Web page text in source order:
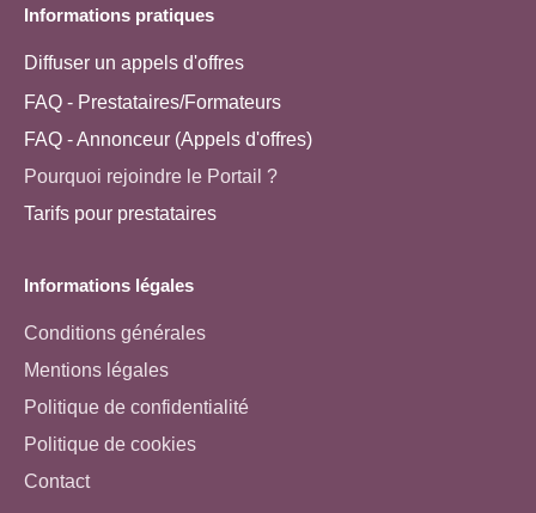
Informations pratiques
Diffuser un appels d'offres
FAQ - Prestataires/Formateurs
FAQ - Annonceur (Appels d'offres)
Pourquoi rejoindre le Portail ?
Tarifs pour prestataires
Informations légales
Conditions générales
Mentions légales
Politique de confidentialité
Politique de cookies
Contact